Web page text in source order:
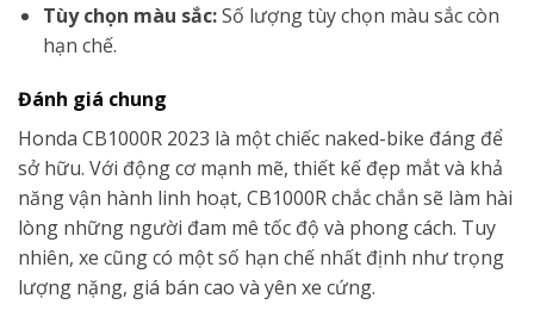
Tùy chọn màu sắc:Số lượng tùy chọn màu sắc còn
hạn chế.
Đánh giá chung
Honda CB1000R 2023 là một chiếc naked-bike đáng để
sở hữu. Với động cơ mạnh mẽ, thiết kế đẹp mắt và khả
năng vận hành linh hoạt, CB1000R chắc chắn sẽ làm hài
lòng những người đam mê tốc độ và phong cách. Tuy
nhiên, xe cũng có một số hạn chế nhất định như trọng
lượng nặng, giá bán cao và yên xe cứng.